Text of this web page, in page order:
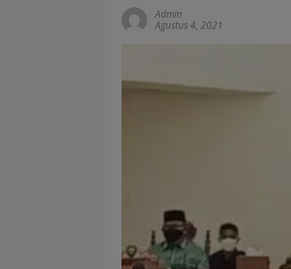
Admin
Agustus 4, 2021